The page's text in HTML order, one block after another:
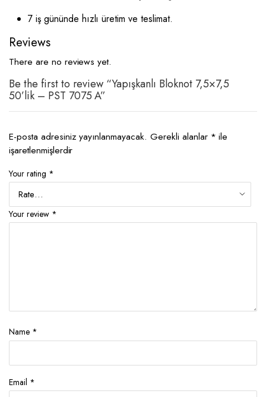
7 iş gününde hızlı üretim ve teslimat.
Reviews
There are no reviews yet.
Be the first to review “Yapışkanlı Bloknot 7,5×7,5
50’lik – PST 7075 A”
E-posta adresiniz yayınlanmayacak. Gerekli alanlar * ile
işaretlenmişlerdir
Your rating *
Your review *
Name *
Email *